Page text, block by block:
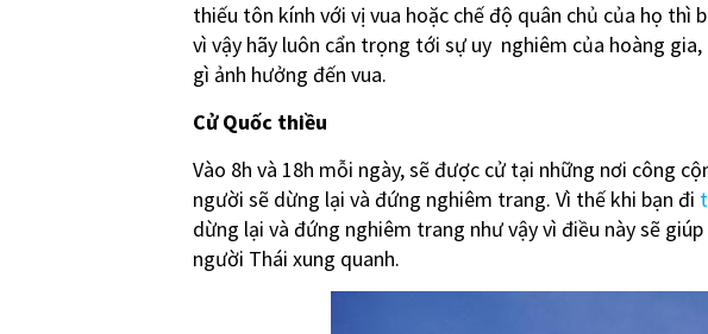
thiếu tôn kính với vị vua hoặc chế độ quân chủ của họ thì
vì vậy hãy luôn cẩn trọng tới sự uy nghiêm của hoàng
gì ảnh hưởng đến vua.
Cử Quốc thiều
Vào 8h và 18h mỗi ngày, sẽ được cử tại những nơi công
người sẽ dừng lại và đứng nghiêm trang. Vì thế khi bạn đi
dừng lại và đứng nghiêm trang như vậy vì điều này sẽ
người Thái xung quanh.